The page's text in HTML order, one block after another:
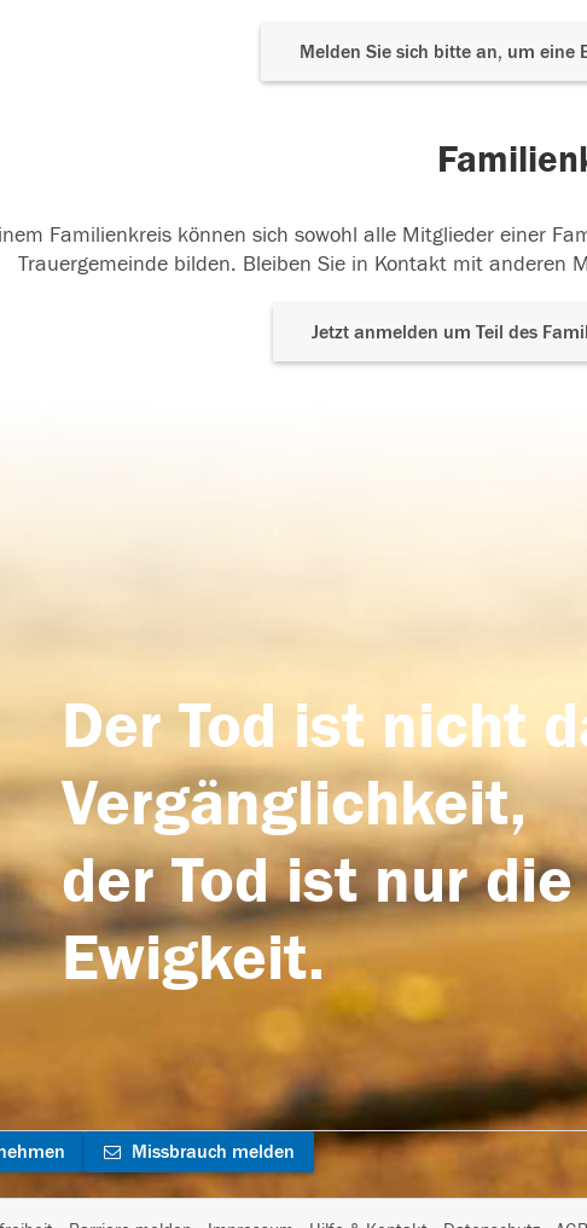
Melden Sie sich bitte an, um eine
Familienkreis können sich sowohl alle Mitglieder einer
Trauergemeinde bilden. Bleiben Sie in Kontakt mit anderen
Jetzt anmelden um Teil des
Der Tod ist nicht
Vergänglichkeit,
der Tod ist nur
Ewigkeit.
Missbrauch melden